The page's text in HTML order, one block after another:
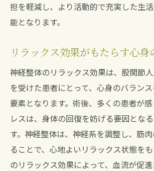
担を軽減し、より活動的で充実した生
能となります。
リラックス効果がもたらす心身
神経整体のリラックス効果は、股関節
を受けた患者にとって、心身のバラン
要素となります。術後、多くの患者が
レスは、身体の回復を妨げる要因とな
す。神経整体は、神経系を調整し、筋
ることで、心地よいリラックス状態を
のリラックス効果によって、血流が促